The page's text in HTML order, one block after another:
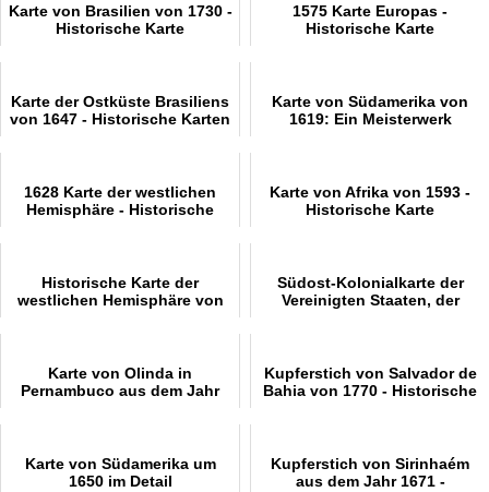
Karte von Brasilien von 1730 -
Historische Karte
1575 Karte Europas -
Historische Karte
Karte der Ostküste Brasiliens
von 1647 - Historische Karten
Karte von Südamerika von
1619: Ein Meisterwerk
1628 Karte der westlichen
Hemisphäre - Historische
Karte von Afrika von 1593 -
Historische Karte
Historische Karte der
westlichen Hemisphäre von
Südost-Kolonialkarte der
Vereinigten Staaten, der
Karte von Olinda in
Pernambuco aus dem Jahr
Kupferstich von Salvador de
Bahia von 1770 - Historische
Karte von Südamerika um
1650 im Detail
Kupferstich von Sirinhaém
aus dem Jahr 1671 -